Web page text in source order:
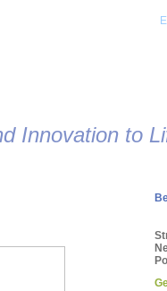
Innovation to